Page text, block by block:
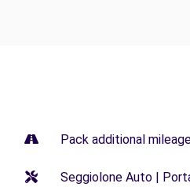
Pack additional
Seggiolone Auto |